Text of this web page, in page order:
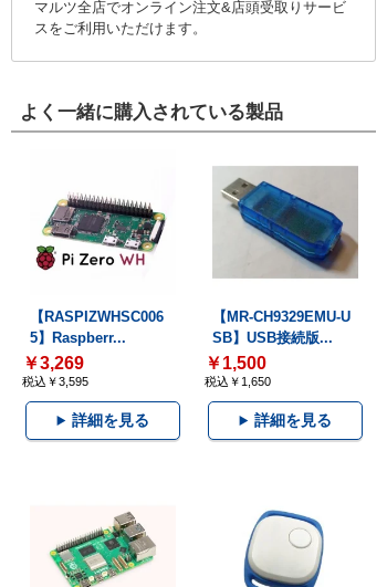
マルツ全店でオンライン注文&店頭受取りサービ
スをご利用いただけます。
よく一緒に購入されている製品
【RASPIZWHSC006
5】Raspberr...
￥3,269
税込￥3,595
詳細を見る
【MR-CH9329EMU-U
SB】USB接続版...
￥1,500
税込￥1,650
詳細を見る